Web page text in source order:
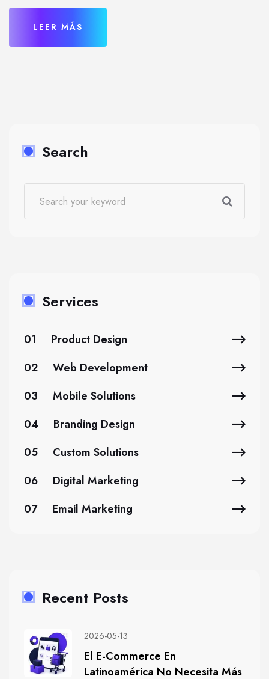
LEER MÁS
Search
Services
01
Product Design
02
Web Development
03
Mobile Solutions
04
Branding Design
05
Custom Solutions
06
Digital Marketing
07
Email Marketing
Recent Posts
2026-05-13
El E-Commerce En
Latinoamérica No Necesita Más